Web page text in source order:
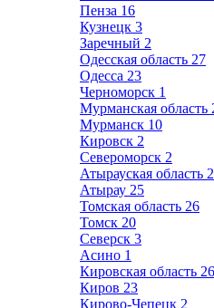
Пенза 16
Кузнецк 3
Заречный 2
Одесская область 27
Одесса 23
Черноморск 1
Мурманская область
Мурманск 10
Кировск 2
Североморск 2
Атырауская область
Атырау 25
Томская область 26
Томск 20
Северск 3
Асино 1
Кировская область 26
Киров 23
Кирово-Чепецк 2